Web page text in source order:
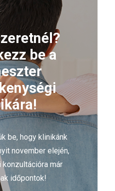
be a
be, hogy klinikánk
november elején,
már
időpontok!